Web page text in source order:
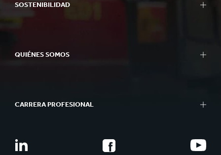
SOSTENIBILIDAD
QUIÉNES SOMOS
CARRERA PROFESIONAL